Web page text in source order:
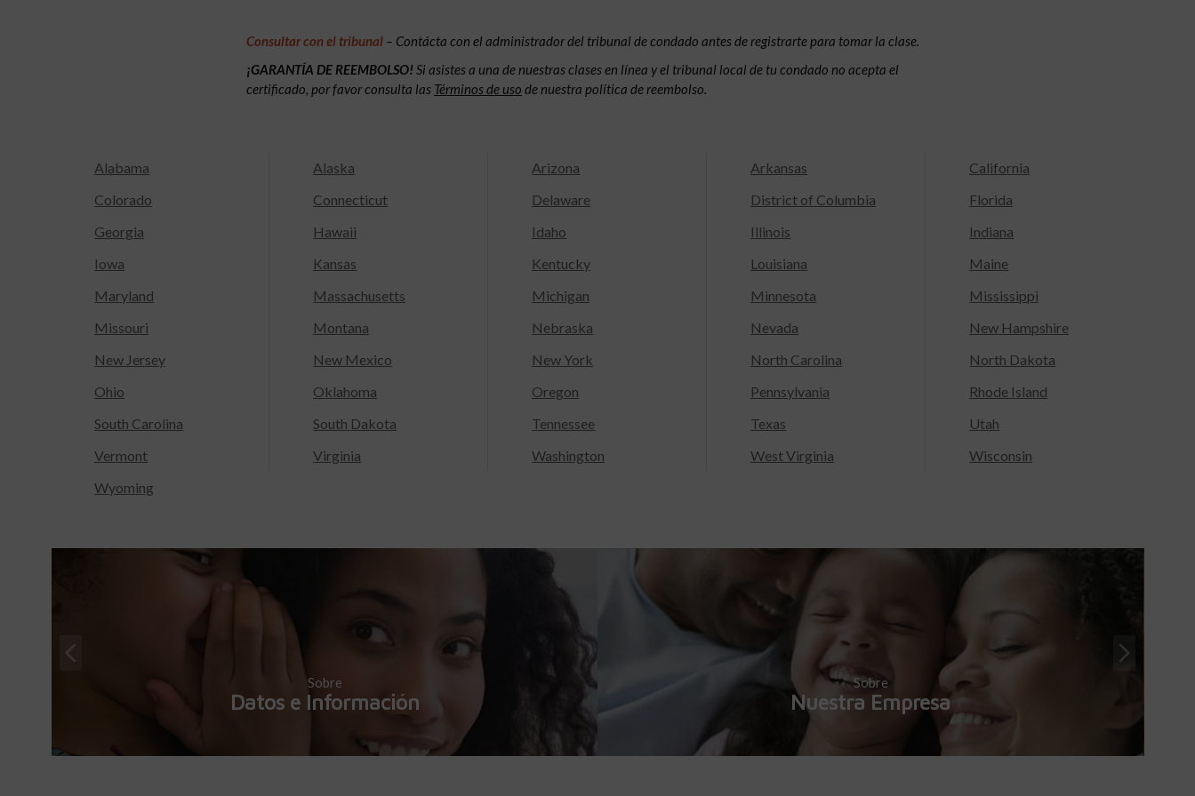
Consultar con el tribunal – Contácta con el administrador del tribunal de condado antes de registrarte para tomar la clase.
¡GARANTÍA DE REEMBOLSO! Si asistes a una de nuestras clases en línea y el tribunal local de tu condado no acepta el
certificado, por favor consulta las Términos de uso de nuestra política de reembolso.
Alabama Alaska Arizona Arkansas
California
Colorado
Connecticut Delaware District of Columbia
Florida
Georgia
Hawaii Idaho Illinois
Indiana
Iowa
Kansas Kentucky Louisiana
Maine
Maryland
Massachusetts Michigan Minnesota
Mississippi
Missouri
Montana Nebraska Nevada
New Hampshire
New Jersey
New Mexico New York North Carolina
North Dakota
Ohio
Oklahoma Oregon Pennsylvania
Rhode Island
South Carolina
South Dakota Tennessee Texas
Utah
Vermont
Virginia Washington West Virginia
Wisconsin
Wyoming
Sobre
Datos e Información
Sobre
Nuestra Empresa